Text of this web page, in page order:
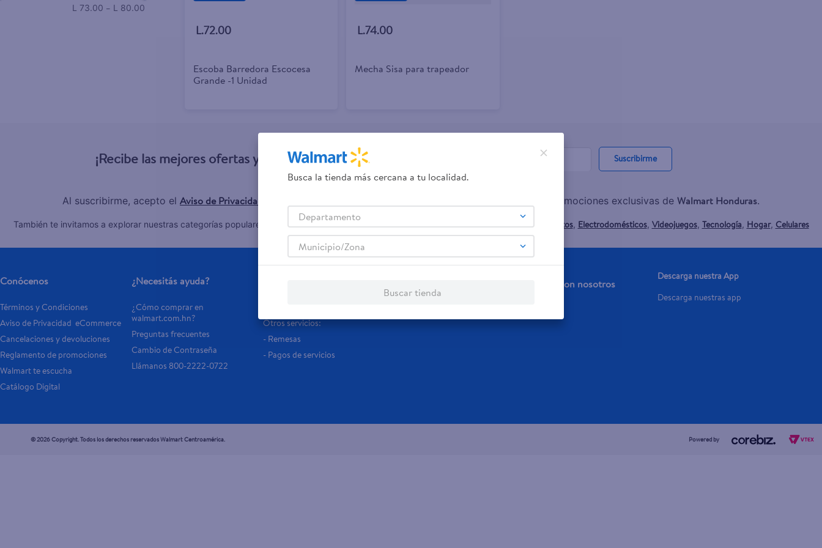
L 73.00 – L 80.00
L.72.00
Escoba Barredora Escocesa
Grande -1 Unidad
L.74.00
Mecha Sisa para trapeador
¡Recibe las mejores ofertas y promociones! Suscribirme
Al suscribirme, acepto el Aviso de Privacidad , así como el envío de noticias y promociones exclusivas de Walmart Honduras.
También te invitamos a explorar nuestras categorías populares: Celulares,Línea blanca,Laptops,Colchones,Pantallas,Antigripales,Suplementos, Electrodomésticos, Videojuegos, Tecnología, Hogar, Celulares
Samsung,Celulares iPhone,Celulares Xiaomi,Celulares Honor.
Conócenos
Términos y Condiciones
Aviso de Privacidad  eCommerce
Cancelaciones y devoluciones
Reglamento de promociones
Walmart te escucha
Catálogo Digital
¿Necesitás ayuda?
¿Cómo comprar en
walmart.com.hn?
Preguntas frecuentes
Cambio de Contraseña
Llámanos 800-2222-0722
Otros servicios:
- Remesas
- Pagos de servicios
Trabaja con nosotros
Descarga nuestra App
Descarga nuestras app
© 2026 Copyright. Todos los derechos reservados Walmart Centroamérica. Powered by
Busca la tienda más cercana a tu localidad.
Departamento
Municipio/Zona
Buscar tienda